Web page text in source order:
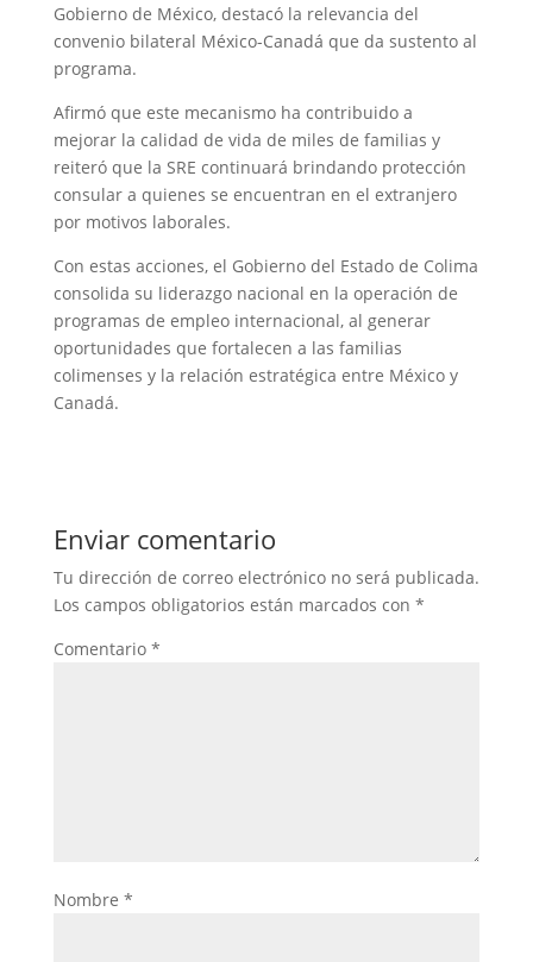
Gobierno de México, destacó la relevancia del
convenio bilateral México-Canadá que da sustento al
programa.
Afirmó que este mecanismo ha contribuido a
mejorar la calidad de vida de miles de familias y
reiteró que la SRE continuará brindando protección
consular a quienes se encuentran en el extranjero
por motivos laborales.
Con estas acciones, el Gobierno del Estado de Colima
consolida su liderazgo nacional en la operación de
programas de empleo internacional, al generar
oportunidades que fortalecen a las familias
colimenses y la relación estratégica entre México y
Canadá.
Enviar comentario
Tu dirección de correo electrónico no será publicada.
Los campos obligatorios están marcados con *
Comentario *
Nombre *